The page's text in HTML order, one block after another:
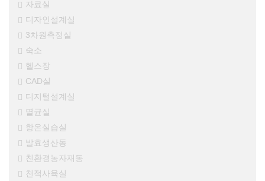
자료실
디자인설계실
3차원측정실
숙소
헬스장
CAD실
디지털설계실
멸균실
항온실습실
발효생산동
친환경농자재동
천적사육실